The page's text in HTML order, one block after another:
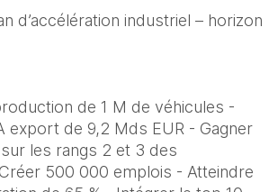
d’accélération industriel – horizon
de 1 M de véhicules -
export de 9,2 Mds EUR - Gagner
les rangs 2 et 3 des
500 000 emplois - Atteindre